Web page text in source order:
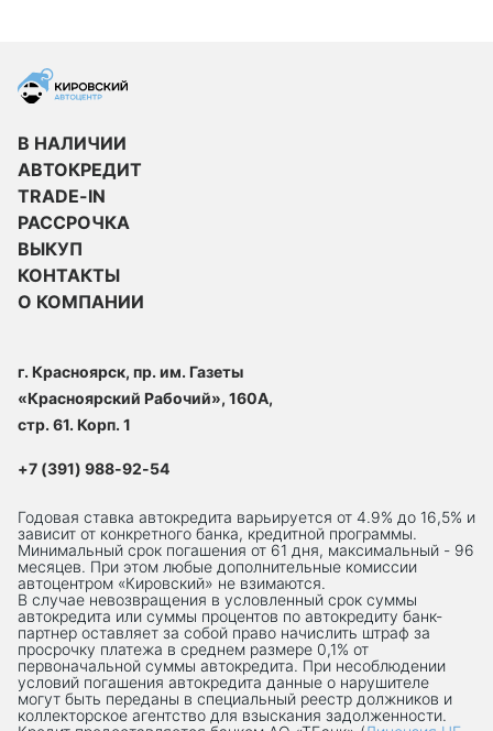
В НАЛИЧИИ
АВТОКРЕДИТ
TRADE-IN
РАССРОЧКА
ВЫКУП
КОНТАКТЫ
О КОМПАНИИ
г. Красноярск, пр. им. Газеты
«Красноярский Рабочий», 160А,
стр. 61. Корп. 1
+7 (391) 988-92-54
Годовая ставка автокредита варьируется от 4.9% до 16,5% и
зависит от конкретного банка, кредитной программы.
Минимальный срок погашения от 61 дня, максимальный - 96
месяцев. При этом любые дополнительные комиссии
автоцентром «Кировский» не взимаются.
В случае невозвращения в условленный срок суммы
автокредита или суммы процентов по автокредиту банк-
партнер оставляет за собой право начислить штраф за
просрочку платежа в среднем размере 0,1% от
первоначальной суммы автокредита. При несоблюдении
условий погашения автокредита данные о нарушителе
могут быть переданы в специальный реестр должников и
коллекторское агентство для взыскания задолженности.